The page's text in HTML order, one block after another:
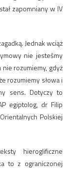
zapomniany w IV
Jednak wciąż
nie jesteśmy
rozumiemy, gdyż
rozumiemy słowa i
sens. Dotyczy to
egiptolog, dr Filip
Polskiej
hieroglificzne
to z ograniczonej